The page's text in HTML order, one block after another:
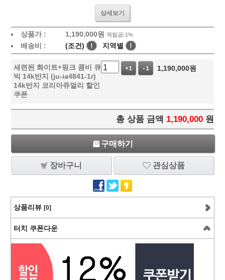
상세보기
상품가 : 1,190,000원 적립금:1%
배송비 : (조건) ! 지역별 !
세련된 화이트+핑크 콤비 큐
빅 14k반지 (ju-ia4841-1r)
14k반지 코리아쥬얼리 할인
쿠폰
+1 -1 1,190,000원
총 상품 금액 1,190,000 원
구매하기
장바구니 관심상품
상품리뷰 [0]
터치 쿠폰다운